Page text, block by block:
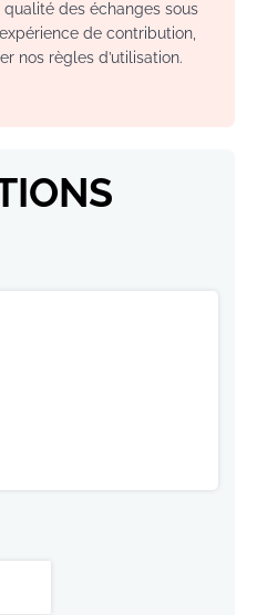
des échanges sous
de contribution,
nos règles d’utilisation.